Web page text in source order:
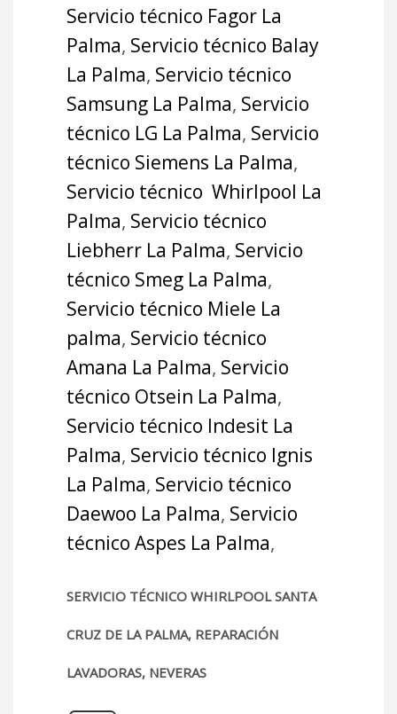
Servicio técnico Fagor La
Palma, Servicio técnico Balay
La Palma, Servicio técnico
Samsung La Palma, Servicio
técnico LG La Palma, Servicio
técnico Siemens La Palma,
Servicio técnico Whirlpool La
Palma, Servicio técnico
Liebherr La Palma, Servicio
técnico Smeg La Palma,
Servicio técnico Miele La
palma, Servicio técnico
Amana La Palma, Servicio
técnico Otsein La Palma,
Servicio técnico Indesit La
Palma, Servicio técnico Ignis
La Palma, Servicio técnico
Daewoo La Palma, Servicio
técnico Aspes La Palma,
SERVICIO TÉCNICO WHIRLPOOL SANTA
CRUZ DE LA PALMA, REPARACIÓN
LAVADORAS, NEVERAS